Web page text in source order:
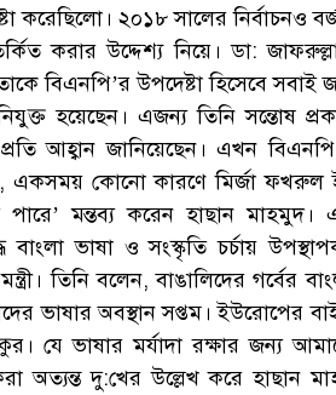
করেছিলো। ২০১৮ সালের নির্বাচনও
করার উদ্দেশ্য নিয়ে। ডা:
বিএনপি’র উপদেষ্টা হিসেবে সবাই
হয়েছেন। এজন্য তিনি সন্তোষ
আহ্বান জানিয়েছেন। এখন
একসময় কোনো কারণে মির্জা
মন্তব্য করেন হাছান মাহমুদ।
ভাষা ও সংস্কৃতি চর্চায়
তিনি বলেন, বাঙালিদের গর্বের
ভাষার অবস্থান সপ্তম। ইউরোপের
যে ভাষার মর্যাদা রক্ষার জন্য
অত্যন্ত দু:খের উল্লেখ করে হাছান